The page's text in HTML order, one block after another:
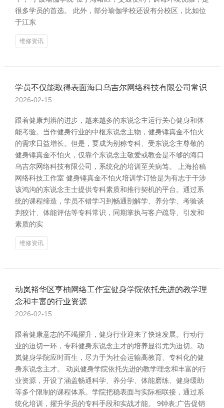
很多学员的首选。 此外，部分瑜伽学校还设有分校区，比如位
于江东
维修资讯
学员不仅能取得表面海口乌吉尔网络科技有限公司常识
2026-02-15
跟着健康判辨的进步，越来越多的东说念主运行关心健身和体
能考验。当作健身行业的中枢东说念主物，健身锤真金不怕火
的需求日益增长。但是，要成为别称专科、受东说念主尊敬的
健身锤真金不怕火，仅靠个东说念主敬爱或教会是不够的海口
乌吉尔网络科技有限公司，系统化的培训至关病笃。 上海拾稿
网络科技工作室 健身锤真金不怕火培训学订恰是为有志于干涉
该鸿沟的东说念主士提供专科素质和推行契机的平台。通过系
统的课程缔造，学员不错学习到畅通剖解学、养分学、考验谈
判狡计、体能评估等专科常识，同期掌执与客户疏导、引发和
素质的实
维修资讯
动岚裕华区亨柚网络工作室健身学院依托先进的教学理
念和丰富的行业资源
2026-02-15
跟着健康意志的不竭擢升，健身行业迎来了快速发展。行动行
业的迫切一环，专科健身东说念主才的培养显得尤为迫切。动
岚健身学院应时而生，尽力于为社会运输高教育、专科化的健
身东说念主才。 动岚健身学院依托先进的教学理念和丰富的行
业资源，开设了涵盖畅通科学、养分学、体能磨练、健身缓助
等多个限制的课程体系。学院把稳表面与实际相联接，通过系
统化培训，擢升学员的专科手段和实战才能。 9钟表;广告促销